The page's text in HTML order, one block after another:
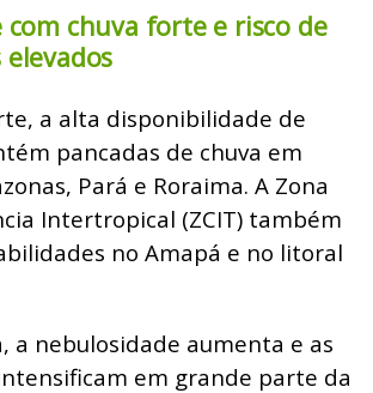
com chuva forte e risco de
a alta disponibilidade de
pancadas de chuva em
Pará e Roraima. A Zona
Intertropical (ZCIT) também
no Amapá e no litoral
a nebulosidade aumenta e as
em grande parte da